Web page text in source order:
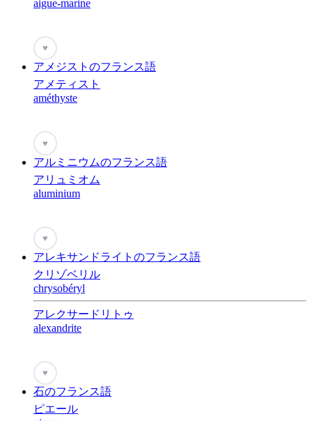
aigue-marine
♥
アメジストのフランス語
アメティスト
améthyste
♥
アルミニウムのフランス語
アリュミオム
aluminium
♥
アレキサンドライトのフランス語
クリゾベリル
chrysobéryl
アレクサードリトゥ
alexandrite
♥
石のフランス語
ピエール